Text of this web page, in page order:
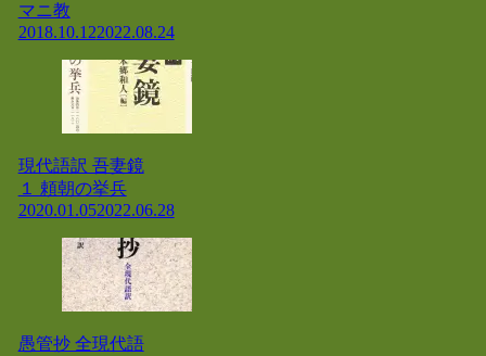
マニ教
2018.10.122022.08.24
現代語訳 吾妻鏡
１ 頼朝の挙兵
2020.01.052022.06.28
愚管抄 全現代語